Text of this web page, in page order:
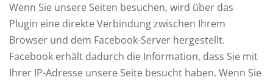
Wenn Sie unsere Seiten besuchen, wird über das
Plugin eine direkte Verbindung zwischen Ihrem
Browser und dem Facebook-Server hergestellt.
Facebook erhält dadurch die Information, dass Sie mit
Ihrer IP-Adresse unsere Seite besucht haben. Wenn Sie